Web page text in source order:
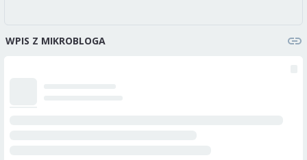
WPIS Z MIKROBLOGA